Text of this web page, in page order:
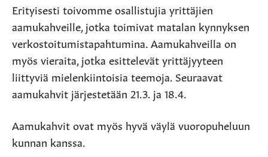
Erityisesti toivomme osallistujia yrittäjien
aamukahveille, jotka toimivat matalan kynnyksen
verkostoitumistapahtumina. Aamukahveilla on
myös vieraita, jotka esittelevät yrittäjyyteen
liittyviä mielenkiintoisia teemoja. Seuraavat
aamukahvit järjestetään 21.3. ja 18.4.
Aamukahvit ovat myös hyvä väylä vuoropuheluun
kunnan kanssa.